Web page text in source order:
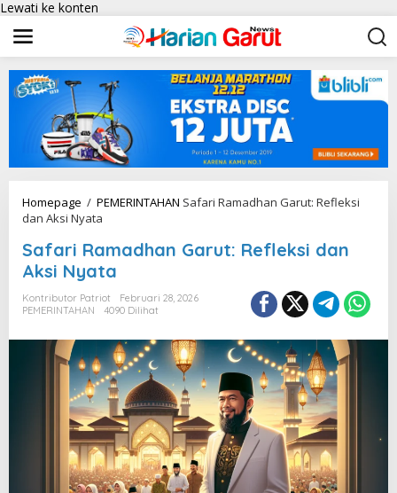
Lewati ke konten
Homepage / PEMERINTAHAN Safari Ramadhan Garut: Refleksi
dan Aksi Nyata
Safari Ramadhan Garut: Refleksi dan
Aksi Nyata
Kontributor Patriot
Februari 28, 2026
PEMERINTAHAN
4090 Dilihat